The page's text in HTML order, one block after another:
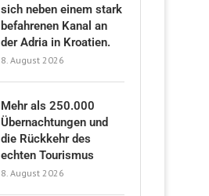
sich neben einem stark
befahrenen Kanal an
der Adria in Kroatien.
8. August 2026
Mehr als 250.000
Übernachtungen und
die Rückkehr des
echten Tourismus
8. August 2026